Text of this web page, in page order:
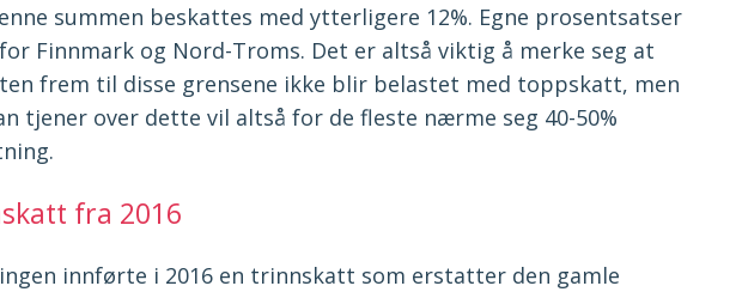
summen beskattes med ytterligere 12%. Egne prosentsatser
Finnmark og Nord-Troms. Det er altså viktig å merke seg at
frem til disse grensene ikke blir belastet med toppskatt, men
tjener over dette vil altså for de fleste nærme seg 40-50%
fra 2016
innførte i 2016 en trinnskatt som erstatter den gamle